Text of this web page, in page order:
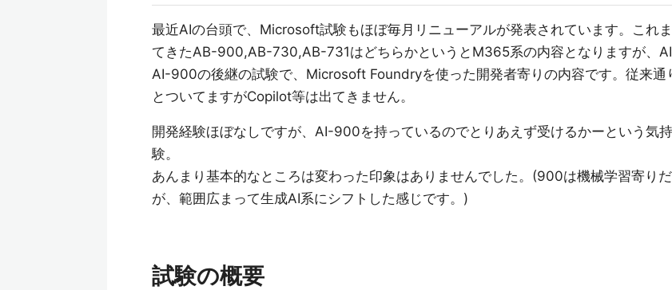
最近AIの台頭で、Microsoft試験もほぼ毎月リニューアルが発表されています。これ
てきたAB-900,AB-730,AB-731はどちらかというとM365系の内容となりますが、
AI-900の後継の試験で、Microsoft Foundryを使った開発者寄りの内容です。従来通
とついてますがCopilot等は出てきません。
開発経験ほぼなしですが、AI-900を持っているのでとりあえず受けるかーという気
験。
あんまり基本的なところは変わった印象はありませんでした。(900は機械学習寄り
が、範囲広まって生成AI系にシフトした感じです。)
試験の概要